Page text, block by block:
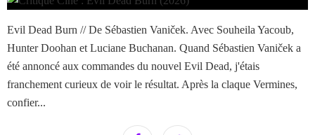
Evil Dead Burn // De Sébastien Vaniček. Avec Souheila Yacoub,
Hunter Doohan et Luciane Buchanan. Quand Sébastien Vaniček a
été annoncé aux commandes du nouvel Evil Dead, j'étais
franchement curieux de voir le résultat. Après la claque Vermines,
confier...